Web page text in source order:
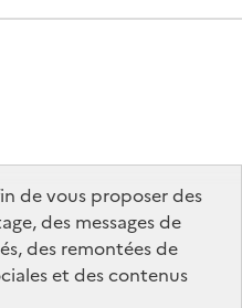
de vous proposer des
des messages de
des remontées de
et des contenus